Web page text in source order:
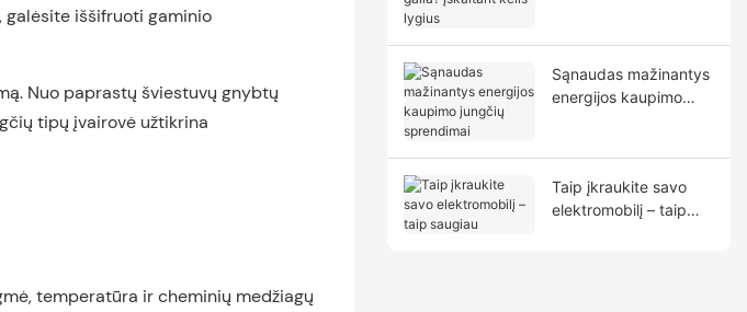
galėsite iššifruoti gaminio
Nuo paprastų šviestuvų gnybtų
tipų įvairovė užtikrina
temperatūra ir cheminių medžiagų
Sąnaudas mažinantys
energijos kaupimo
Taip įkraukite savo
elektromobilį – taip